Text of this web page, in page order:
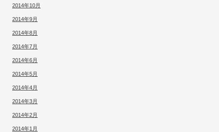
2014年10月
2014年9月
2014年8月
2014年7月
2014年6月
2014年5月
2014年4月
2014年3月
2014年2月
2014年1月